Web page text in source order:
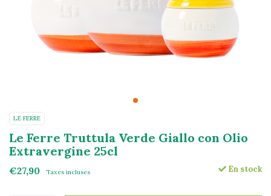
LE FERRE
Le Ferre Truttula Verde Giallo con Olio
Extravergine 25cl
€27,90 Taxes incluses En stock